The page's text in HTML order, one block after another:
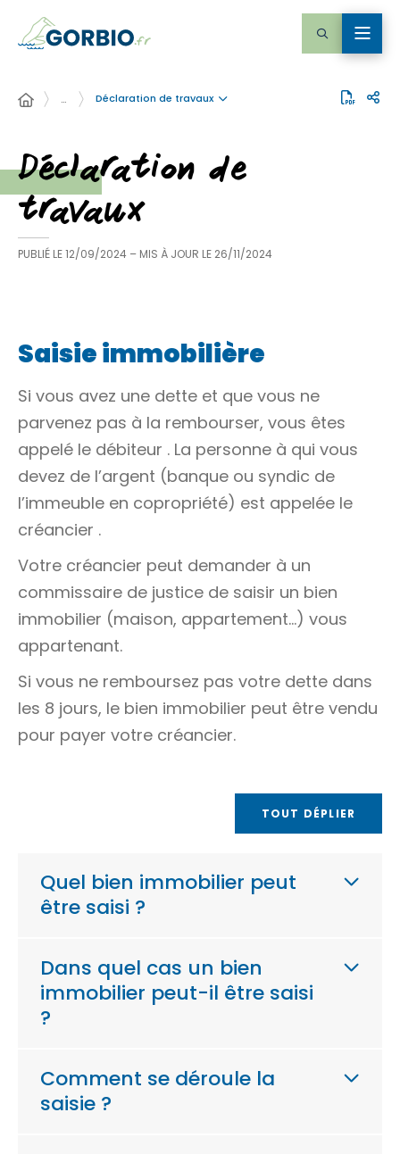
… Déclaration de travaux
Déclaration de
travaux
PUBLIÉ LE12/09/2024 – MIS À JOUR LE 26/11/2024
Saisie immobilière
Si vous avez une dette et que vous ne
parvenez pas à la rembourser, vous êtes
appelé le débiteur . La personne à qui vous
devez de l’argent (banque ou syndic de
l’immeuble en copropriété) est appelée le
créancier .
Votre créancier peut demander à un
commissaire de justice de saisir un bien
immobilier (maison, appartement…) vous
appartenant.
Si vous ne remboursez pas votre dette dans
les 8 jours, le bien immobilier peut être vendu
pour payer votre créancier.
TOUT DÉPLIER
Quel bien immobilier peut
être saisi ?
Dans quel cas un bien
immobilier peut-il être saisi
?
Comment se déroule la
saisie ?